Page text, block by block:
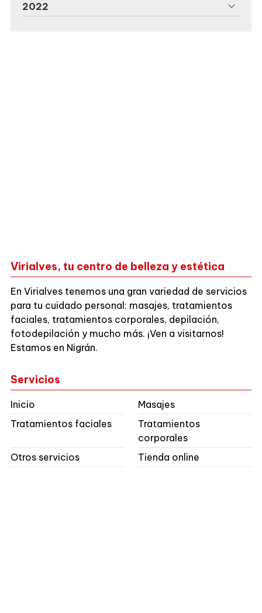
2022
Virialves, tu centro de belleza y estética
En Virialves tenemos una gran variedad de servicios
para tu cuidado personal: masajes, tratamientos
faciales, tratamientos corporales, depilación,
fotodepilación y mucho más. ¡Ven a visitarnos!
Estamos en Nigrán.
Servicios
Inicio
Masajes
Tratamientos faciales
Tratamientos
corporales
Otros servicios
Tienda online